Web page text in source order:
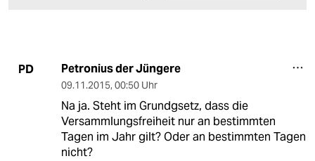
PD Petronius der Jüngere
09.11.2015, 00:50 Uhr
Na ja. Steht im Grundgsetz, dass die
Versammlungsfreiheit nur an bestimmten
Tagen im Jahr gilt? Oder an bestimmten Tagen
nicht?